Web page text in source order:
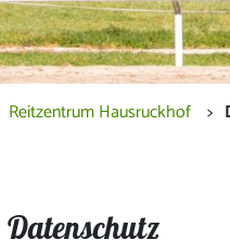
Reitzentrum Hausruckhof
Datenschutz